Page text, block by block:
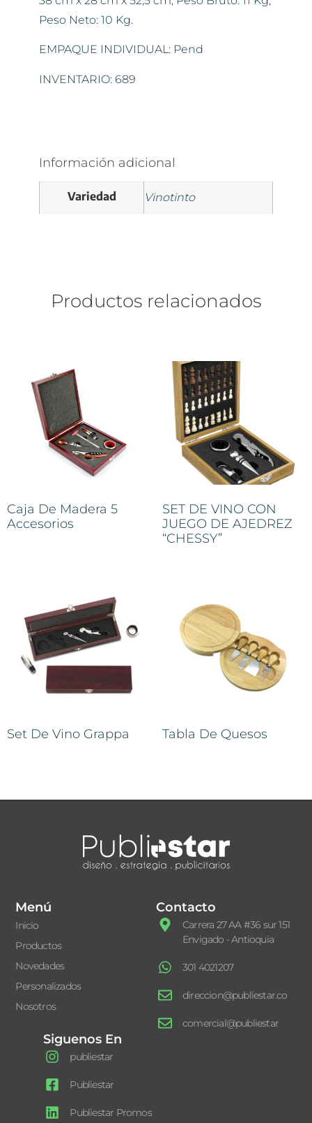
Peso Neto: 10 Kg.
EMPAQUE INDIVIDUAL: Pend
INVENTARIO: 689
Información adicional
Variedad Vinotinto
Productos relacionados
Caja De Madera 5
Accesorios
SET DE VINO CON
JUEGO DE AJEDREZ
“CHESSY”
Set De Vino Grappa Tabla De Quesos
Menú
Inicio
Productos
Novedades
Personalizados
Nosotros
Contacto
Carrera 27 AA #36 sur 151
Envigado - Antioquia
301 4021207
direccion@publiestar.co
comercial@publiestar
Siguenos En
publiestar
Publiestar
Publiestar Promos